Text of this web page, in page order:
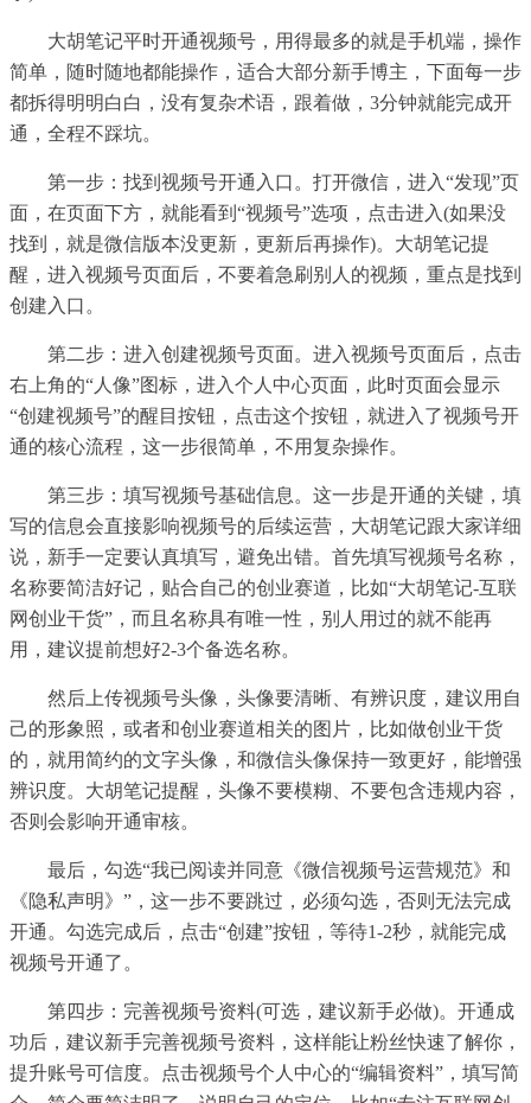
大胡笔记平时开通视频号，用得最多的就是手机端，操作
简单，随时随地都能操作，适合大部分新手博主，下面每一步
都拆得明明白白，没有复杂术语，跟着做，3分钟就能完成开
通，全程不踩坑。
第一步：找到视频号开通入口。打开微信，进入“发现”页
面，在页面下方，就能看到“视频号”选项，点击进入(如果没
找到，就是微信版本没更新，更新后再操作)。大胡笔记提
醒，进入视频号页面后，不要着急刷别人的视频，重点是找到
创建入口。
第二步：进入创建视频号页面。进入视频号页面后，点击
右上角的“人像”图标，进入个人中心页面，此时页面会显示
“创建视频号”的醒目按钮，点击这个按钮，就进入了视频号开
通的核心流程，这一步很简单，不用复杂操作。
第三步：填写视频号基础信息。这一步是开通的关键，填
写的信息会直接影响视频号的后续运营，大胡笔记跟大家详细
说，新手一定要认真填写，避免出错。首先填写视频号名称，
名称要简洁好记，贴合自己的创业赛道，比如“大胡笔记-互联
网创业干货”，而且名称具有唯一性，别人用过的就不能再
用，建议提前想好2-3个备选名称。
然后上传视频号头像，头像要清晰、有辨识度，建议用自
己的形象照，或者和创业赛道相关的图片，比如做创业干货
的，就用简约的文字头像，和微信头像保持一致更好，能增强
辨识度。大胡笔记提醒，头像不要模糊、不要包含违规内容，
否则会影响开通审核。
最后，勾选“我已阅读并同意《微信视频号运营规范》和
《隐私声明》”，这一步不要跳过，必须勾选，否则无法完成
开通。勾选完成后，点击“创建”按钮，等待1-2秒，就能完成
视频号开通了。
第四步：完善视频号资料(可选，建议新手必做)。开通成
功后，建议新手完善视频号资料，这样能让粉丝快速了解你，
提升账号可信度。点击视频号个人中心的“编辑资料”，填写简